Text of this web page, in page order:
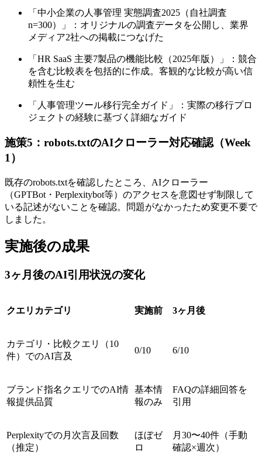
「中小企業の人事管理 実態調査2025（自社調査
n=300）」：オリジナルの調査データを公開し、業界
メディア2社への掲載につなげた
「HR SaaS 主要7製品の機能比較（2025年版）」：競合
を含む比較表を包括的に作成。客観的な比較が高い信
頼性を生む
「人事管理ツール移行完全ガイド」：実際の移行プロ
ジェクトの経験に基づく詳細なガイド
施策5：robots.txtのAIクローラー対応確認（Week
1）
既存のrobots.txtを確認したところ、AIクローラー
（GPTBot・Perplexitybot等）のアクセスを意図せず制限して
いる記述がないことを確認。問題がなかったため変更不要で
しました。
実施後の成果
3ヶ月後のAI引用状況の変化
クエリカテゴリ 実施前 3ヶ月後
カテゴリ・比較クエリ（10
件）でのAI言及
0/10 6/10
ブランド指名クエリでのAI情
報提供品質
基本情
報のみ
FAQの詳細回答を
引用
Perplexityでの月次言及回数
（推定）
ほぼゼ
ロ
月30〜40件（手動
確認×週次）